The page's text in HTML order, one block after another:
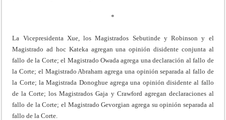
*
La Vicepresidenta Xue, los Magistrados Sebutinde y Robinson y el
Magistrado ad hoc Kateka agregan una opinión disidente conjunta al
fallo de la Corte; el Magistrado Owada agrega una declaración al fallo de
la Corte; el Magistrado Abraham agrega una opinión separada al fallo de
la Corte; la Magistrada Donoghue agrega una opinión disidente al fallo
de la Corte; los Magistrados Gaja y Crawford agregan declaraciones al
fallo de la Corte; el Magistrado Gevorgian agrega su opinión separada al
fallo de la Corte.